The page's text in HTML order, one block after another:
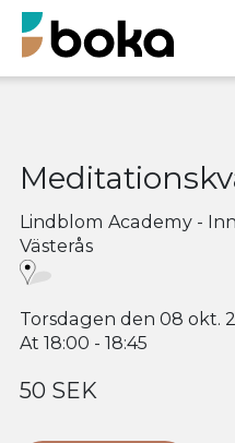
Lindblom Academy -
Västerås
Torsdagen den 08 okt.
At 18:00 - 18:45
50 SEK